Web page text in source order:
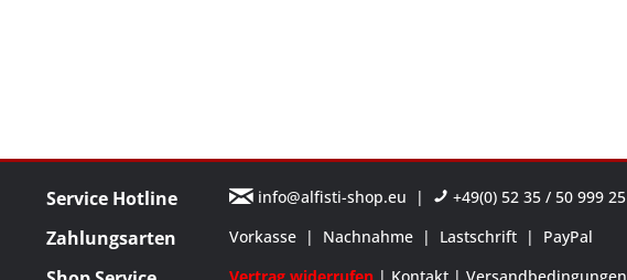
Service Hotline info@alfisti-shop.eu | +49(0) 52 35 / 50 999 25
Zahlungsarten Vorkasse | Nachnahme | Lastschrift | PayPal
Vertrag widerrufen Kontakt Versandbedingungen